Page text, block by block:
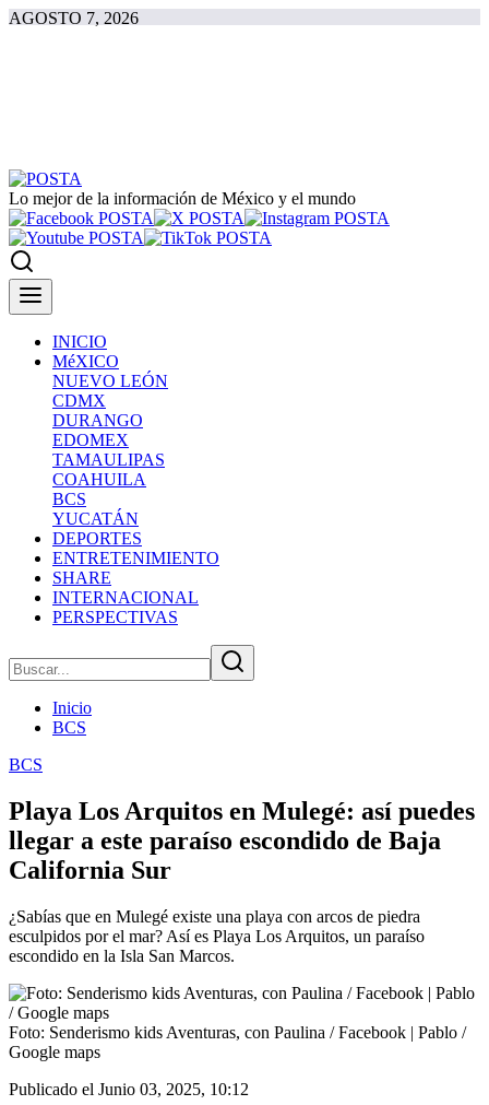
AGOSTO 7, 2026
Lo mejor de la información de México y el mundo
INICIO
MéXICO
NUEVO LEÓN
CDMX
DURANGO
EDOMEX
TAMAULIPAS
COAHUILA
BCS
YUCATÁN
DEPORTES
ENTRETENIMIENTO
SHARE
INTERNACIONAL
PERSPECTIVAS
Inicio
BCS
BCS
Playa Los Arquitos en Mulegé: así puedes
llegar a este paraíso escondido de Baja
California Sur
¿Sabías que en Mulegé existe una playa con arcos de piedra
esculpidos por el mar? Así es Playa Los Arquitos, un paraíso
escondido en la Isla San Marcos.
Foto: Senderismo kids Aventuras, con Paulina / Facebook | Pablo /
Google maps
Publicado el Junio 03, 2025, 10:12